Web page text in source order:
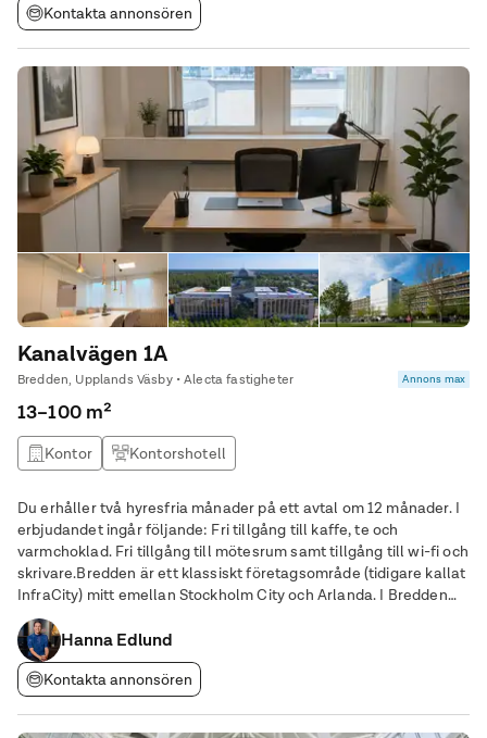
Kontakta annonsören
Kanalvägen 1A
Bredden, Upplands Väsby • Alecta fastigheter Annons max
13–100 m²
Kontor Kontorshotell
Du erhåller två hyresfria månader på ett avtal om 12 månader. I
erbjudandet ingår följande: Fri tillgång till kaffe, te och
varmchoklad. Fri tillgång till mötesrum samt tillgång till wi-fi och
skrivare.Bredden är ett klassiskt företagsområde (tidigare kallat
InfraCity) mitt emellan Stockholm City och Arlanda. I Bredden
ryms nio byggnader öster om E4 och två byggnader väster om
E4. Det här är en
Hanna Edlund
Kontakta annonsören